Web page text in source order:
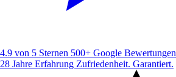
4.9 von 5 Sternen 500+ Google Bewertungen
28 Jahre Erfahrung Zufriedenheit. Garantiert.